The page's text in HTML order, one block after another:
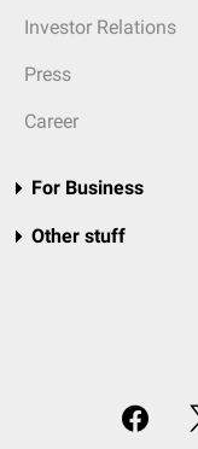
Investor Relations
Press
Career
For Business
Other stuff